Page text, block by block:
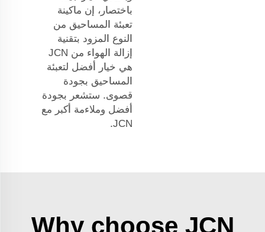
باختصار، إن ماكينة
تعبئة المساحيق من
النوع المزود بتقنية
إزالة الهواء من JCN
هي خيار أفضل لتعبئة
المساحيق بجودة
قصوى. ستشعر بجودة
أفضل وملاءمة أكبر مع
JCN.
Why choose JCN